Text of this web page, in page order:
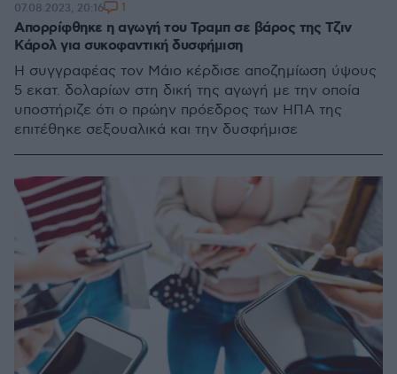
Απορρίφθηκε η αγωγή του Τραμπ σε βάρος της Τζιν
Κάρολ για συκοφαντική δυσφήμιση
Η συγγραφέας τον Μάιο κέρδισε αποζημίωση ύψους
5 εκατ. δολαρίων στη δική της αγωγή με την οποία
υποστήριζε ότι ο πρώην πρόεδρος των ΗΠΑ της
επιτέθηκε σεξουαλικά και την δυσφήμισε
07.08.2023, 20:16 1